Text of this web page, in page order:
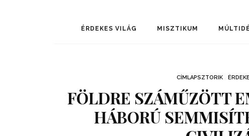
ÉRDEKES VILÁG MISZTIKUM
CÍMLAPSZTORIK
FÖLDRE SZÁMŰZÖTT
HÁBORÚ